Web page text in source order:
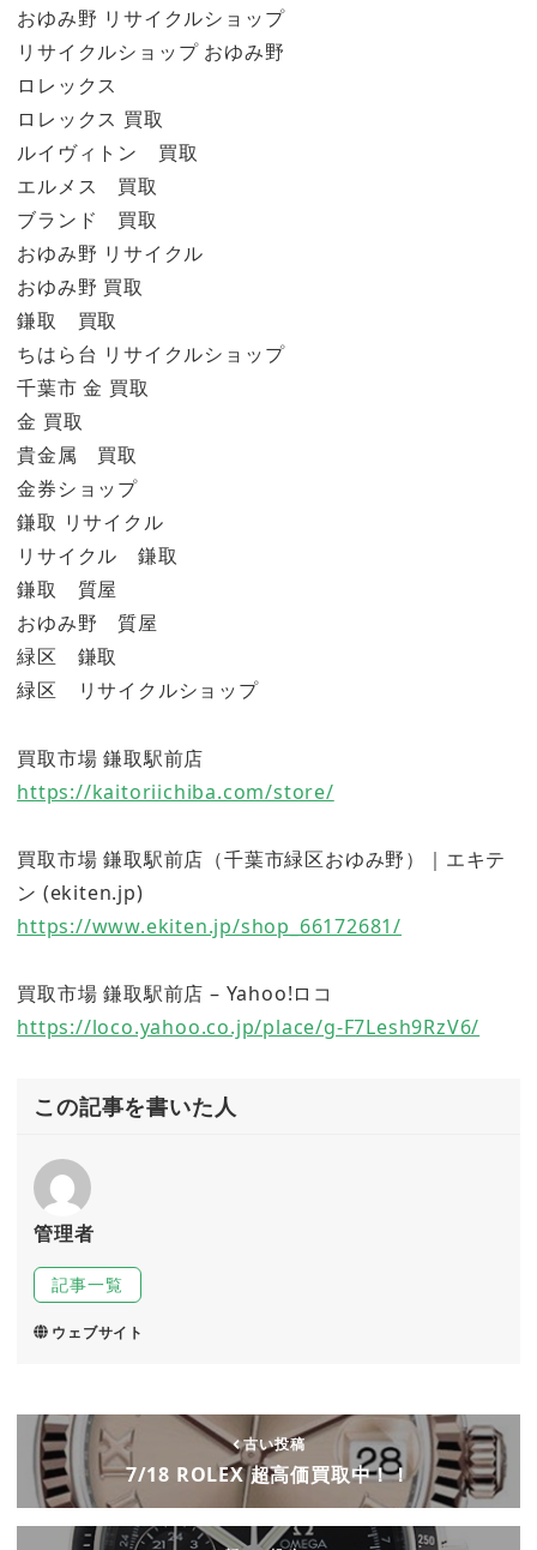
おゆみ野 リサイクルショップ
リサイクルショップ おゆみ野
ロレックス
ロレックス 買取
ルイヴィトン 買取
エルメス 買取
ブランド 買取
おゆみ野 リサイクル
おゆみ野 買取
鎌取 買取
ちはら台 リサイクルショップ
千葉市 金 買取
金 買取
貴金属 買取
金券ショップ
鎌取 リサイクル
リサイクル 鎌取
鎌取 質屋
おゆみ野 質屋
緑区 鎌取
緑区 リサイクルショップ
買取市場 鎌取駅前店
https://kaitoriichiba.com/store/
買取市場 鎌取駅前店（千葉市緑区おゆみ野）｜エキテ
ン (ekiten.jp)
https://www.ekiten.jp/shop_66172681/
買取市場 鎌取駅前店 – Yahoo!ロコ
https://loco.yahoo.co.jp/place/g-F7Lesh9RzV6/
この記事を書いた人
管理者
記事一覧
ウェブサイト
古い投稿
7/18 ROLEX 超高価買取中！！